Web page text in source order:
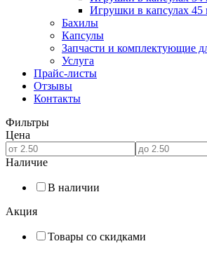
Игрушки в капсулах 45
Бахилы
Капсулы
Запчасти и комплектующие
Услуга
Прайс-листы
Отзывы
Контакты
Фильтры
Цена
Наличие
В наличии
Акция
Товары со скидками